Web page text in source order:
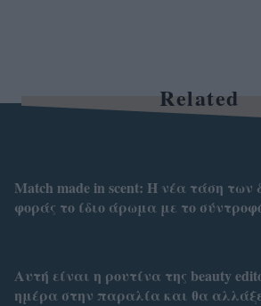
Related
Match made in scent: Η νέα τάση των
φοράς το ίδιο άρωμα με το
Αυτή είναι η ρουτίνα της beauty
ημέρα στην παραλία και θα